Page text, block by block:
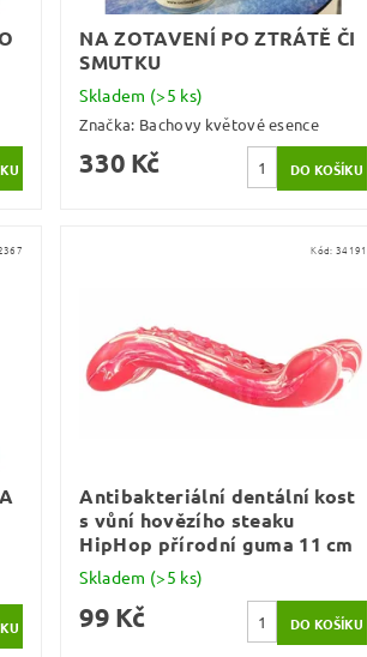
NA ZOTAVENÍ PO ZTRÁTĚ ČI
SMUTKU
Skladem (>5 ks)
Značka: Bachovy květové esence
330 Kč
Kód: 34191
Antibakteriální dentální kost
s vůní hovězího steaku
HipHop přírodní guma 11 cm
Skladem (>5 ks)
99 Kč